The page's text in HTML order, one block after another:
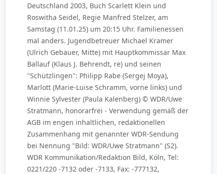
Deutschland 2003, Buch Scarlett Klein und
Roswitha Seidel, Regie Manfred Stelzer, am
Samstag (11.01.25) um 20:15 Uhr. Familienessen
mal anders. Jugendbetreuer Michael Kramer
(Ulrich Gebauer, Mitte) mit Hauptkommissar Max
Ballauf (Klaus J. Behrendt, re) und seinen
"Schützlingen": Philipp Rabe (Sergej Moya),
Marlott (Marie-Luise Schramm, vorne links) und
Winnie Sylvester (Paula Kalenberg) © WDR/Uwe
Stratmann, honorarfrei - Verwendung gemäß der
AGB im engen inhaltlichen, redaktionellen
Zusammenhang mit genannter WDR-Sendung
bei Nennung "Bild: WDR/Uwe Stratmann" (S2).
WDR Kommunikation/Redaktion Bild, Köln, Tel:
0221/220 -7132 oder -7133, Fax: -777132,